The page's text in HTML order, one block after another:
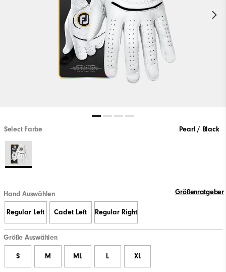
Select Farbe Pearl / Black
Hand Auswählen Größenratgeber
Regular Left Cadet Left Regular Right
Größe Auswählen
S M ML L XL